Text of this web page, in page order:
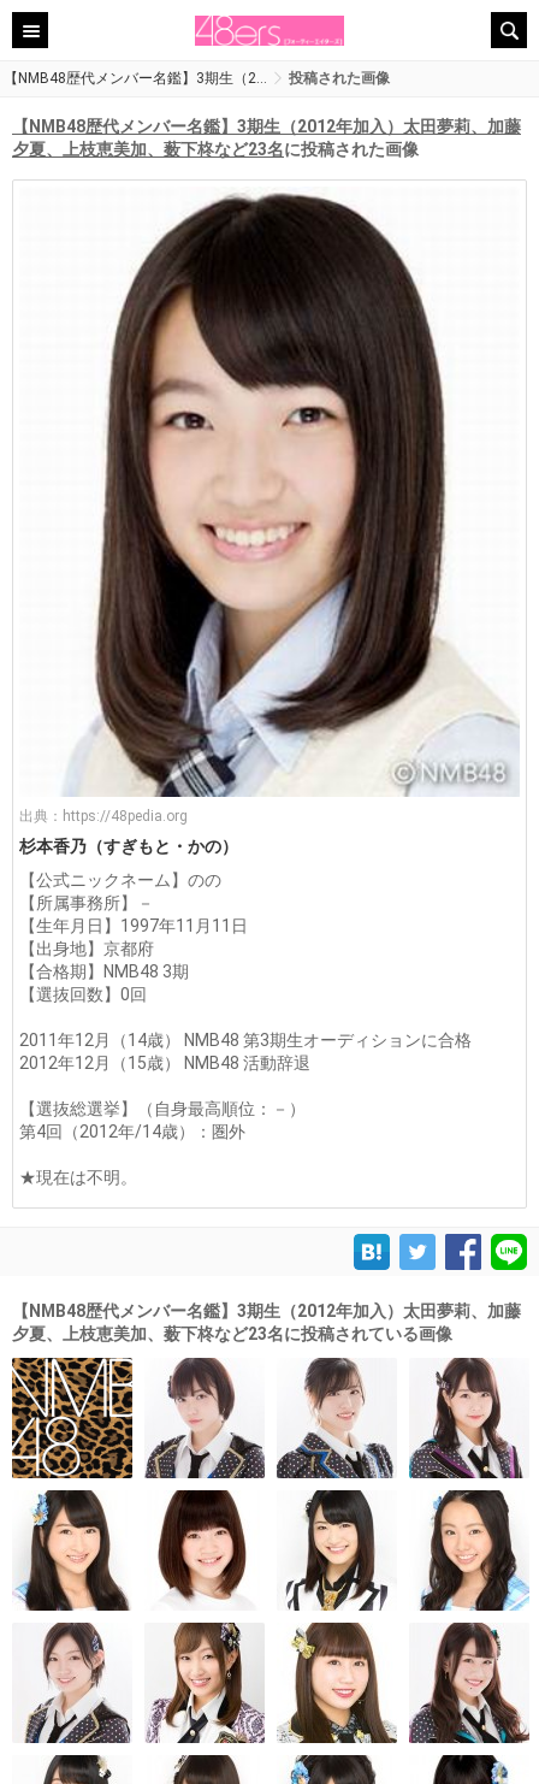
【NMB48歴代メンバー名鑑】3期生（2… 投稿された画像
【NMB48歴代メンバー名鑑】3期生（2012年加入）太田夢莉、加藤
夕夏、上枝恵美加、薮下柊など23名に投稿された画像
出典： https://48pedia.org
杉本香乃（すぎもと・かの）
【公式ニックネーム】のの
【所属事務所】－
【生年月日】1997年11月11日
【出身地】京都府
【合格期】NMB48 3期
【選抜回数】0回
2011年12月（14歳） NMB48 第3期生オーディションに合格
2012年12月（15歳） NMB48 活動辞退
【選抜総選挙】（自身最高順位：－）
第4回（2012年/14歳）：圏外
★現在は不明。
【NMB48歴代メンバー名鑑】3期生（2012年加入）太田夢莉、加藤
夕夏、上枝恵美加、薮下柊など23名に投稿されている画像